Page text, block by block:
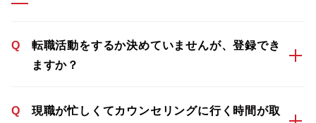
Q
転職活動をするか決めていませんが、登録でき
ますか？
Q
現職が忙しくてカウンセリングに行く時間が取